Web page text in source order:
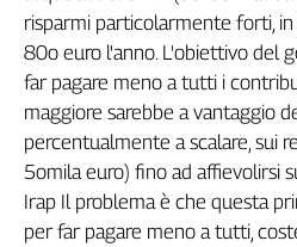
risparmi particolarmente forti, in
80o euro l'anno. L'obiettivo del
far pagare meno a tutti i
maggiore sarebbe a vantaggio
percentualmente a scalare, sui
5omila euro) fino ad affievolirsi
Irap Il problema è che questa
per far pagare meno a tutti,